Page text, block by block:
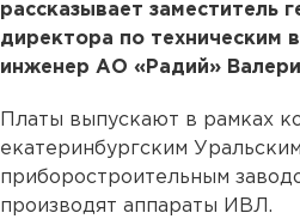
рассказывает заместитель
директора по техническим
инженер АО «Радий»
Платы выпускают в рамках
екатеринбургским Уральским
приборостроительным
производят аппараты ИВЛ.